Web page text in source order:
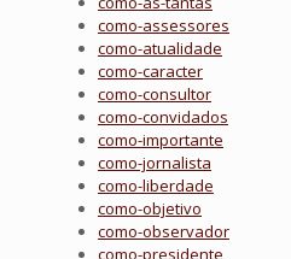
como-assessores
como-atualidade
como-caracter
como-consultor
como-convidados
como-importante
como-jornalista
como-liberdade
como-objetivo
como-observador
como-presidente